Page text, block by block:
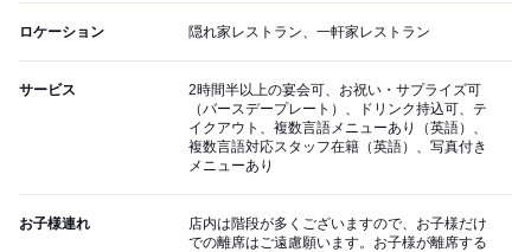
ロケーション 隠れ家レストラン、一軒家レストラン
サービス
2時間半以上の宴会可、お祝い・サプライズ可
（バースデープレート）、ドリンク持込可、テ
イクアウト、複数言語メニューあり（英語）、
複数言語対応スタッフ在籍（英語）、写真付き
メニューあり
お子様連れ
店内は階段が多くございますので、お子様だけ
での離席はご遠慮願います。お子様が離席する